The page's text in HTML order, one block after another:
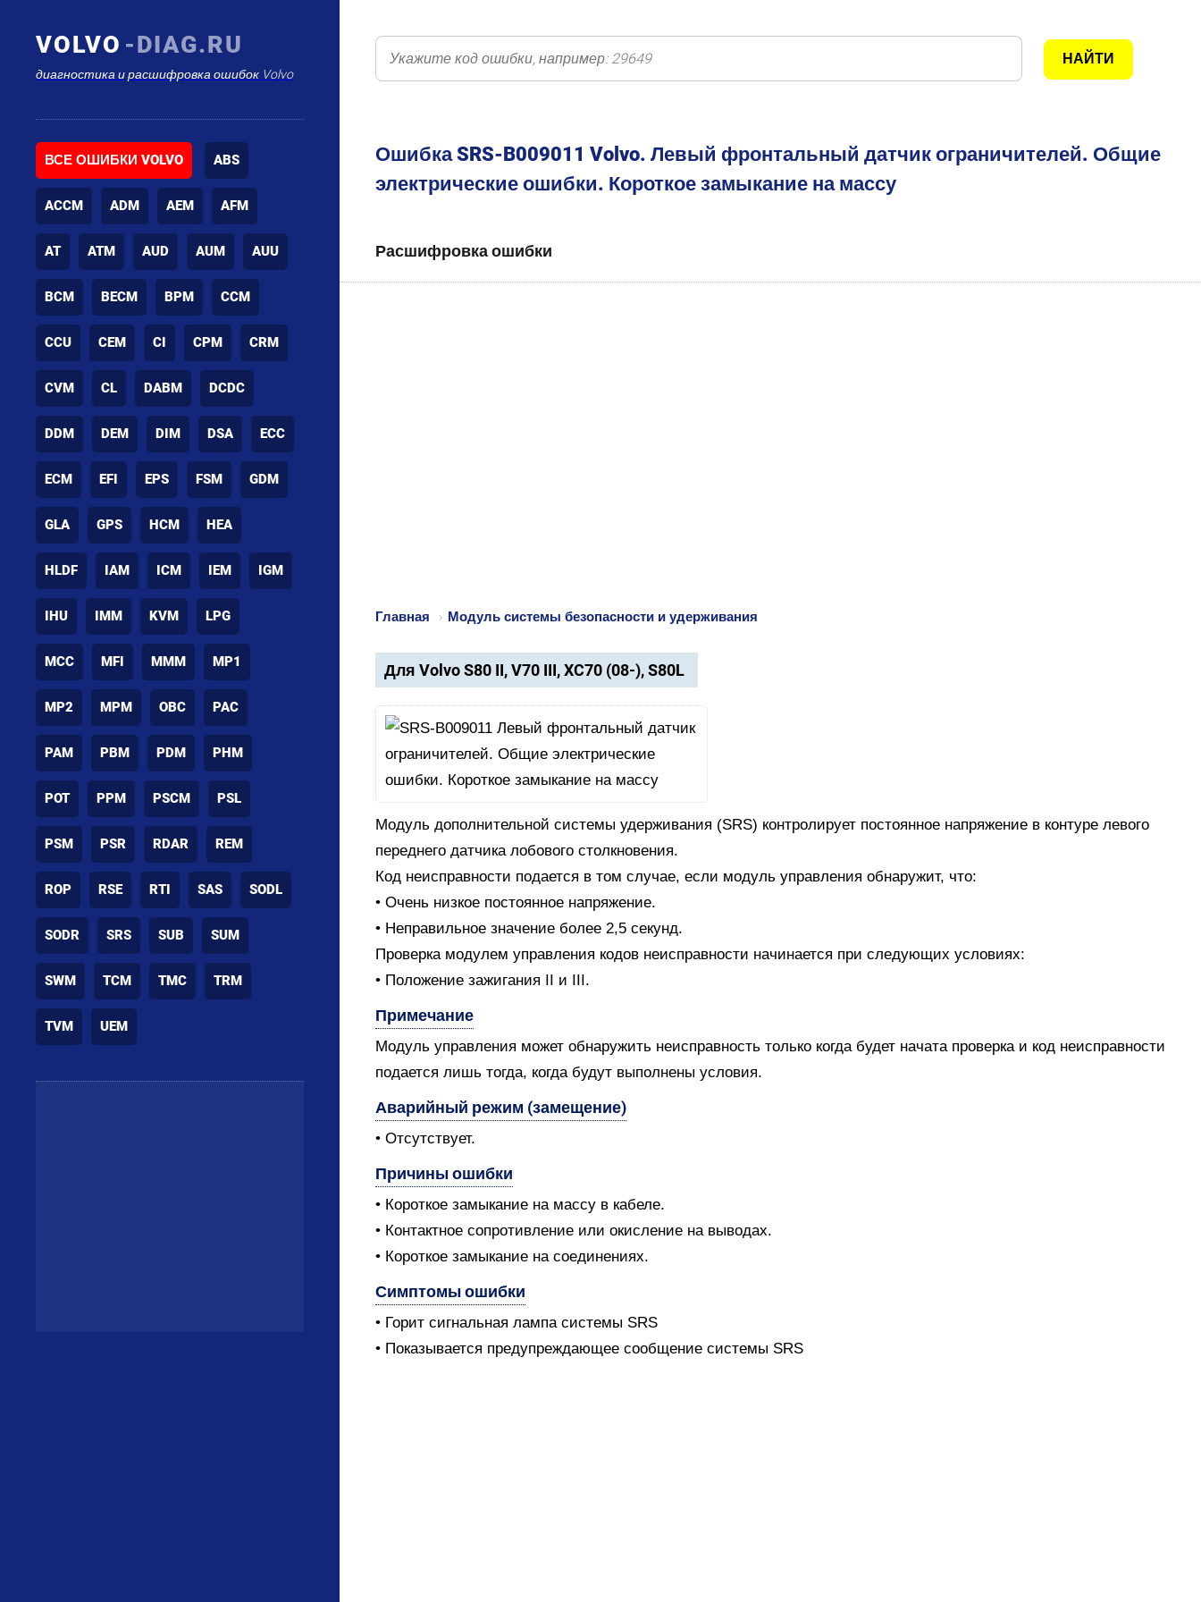
VOLVO -DIAG.RU
диагностика и расшифровка ошибок Volvo
ВСЕ ОШИБКИ VOLVO ABS
ACCM ADM AEM AFM
AT ATM AUD AUM AUU
BCM BECM BPM CCM
CCU CEM CI CPM CRM
CVM CL DABM DCDC
DDM DEM DIM DSA ECC
ECM EFI EPS FSM GDM
GLA GPS HCM HEA
HLDF IAM ICM IEM IGM
IHU IMM KVM LPG
MCC MFI MMM MP1
MP2 MPM OBC PAC
PAM PBM PDM PHM
POT PPM PSCM PSL
PSM PSR RDAR REM
ROP RSE RTI SAS SODL
SODR SRS SUB SUM
SWM TCM TMC TRM
TVM UEM
Ошибка SRS-B009011 Volvo. Левый фронтальный датчик ограничителей. Общие
электрические ошибки. Короткое замыкание на массу
Расшифровка ошибки
Главная › Модуль системы безопасности и удерживания
Для Volvo S80 II, V70 III, XC70 (08-), S80L
Модуль дополнительной системы удерживания (SRS) контролирует постоянное напряжение в контуре левого
переднего датчика лобового столкновения.
Код неисправности подается в том случае, если модуль управления обнаружит, что:
• Очень низкое постоянное напряжение.
• Неправильное значение более 2,5 секунд.
Проверка модулем управления кодов неисправности начинается при следующих условиях:
• Положение зажигания II и III.
Примечание
Модуль управления может обнаружить неисправность только когда будет начата проверка и код неисправности
подается лишь тогда, когда будут выполнены условия.
Аварийный режим (замещение)
• Отсутствует.
Причины ошибки
• Короткое замыкание на массу в кабеле.
• Контактное сопротивление или окисление на выводах.
• Короткое замыкание на соединениях.
Симптомы ошибки
• Горит сигнальная лампа системы SRS
• Показывается предупреждающее сообщение системы SRS